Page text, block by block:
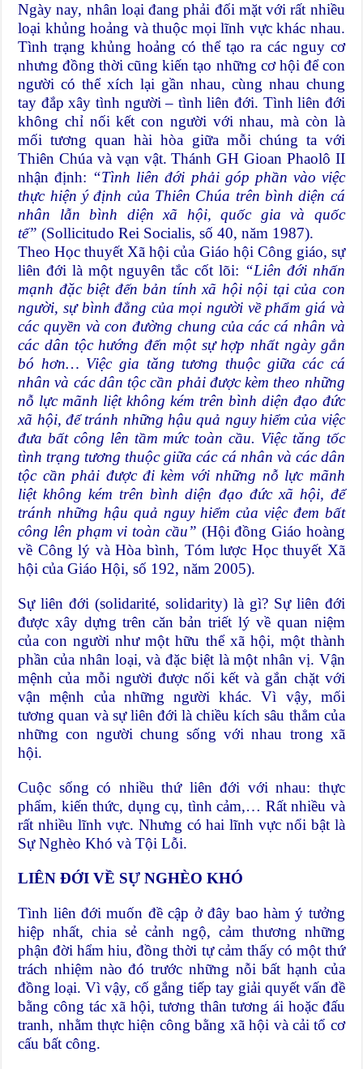
Ngày nay, nhân loại đang phải đối mặt với rất nhiều
loại khủng hoảng và thuộc mọi lĩnh vực khác nhau.
Tình trạng khủng hoảng có thể tạo ra các nguy cơ
nhưng đồng thời cũng kiến tạo những cơ hội để con
người có thể xích lại gần nhau, cùng nhau chung
tay đắp xây tình người – tình liên đới. Tình liên đới
không chỉ nối kết con người với nhau, mà còn là
mối tương quan hài hòa giữa mỗi chúng ta với
Thiên Chúa và vạn vật. Thánh GH Gioan Phaolô II
nhận định: “Tình liên đới phải góp phần vào việc
thực hiện ý định của Thiên Chúa trên bình diện cá
nhân lẫn bình diện xã hội, quốc gia và quốc
tế” (Sollicitudo Rei Socialis, số 40, năm 1987).
Theo Học thuyết Xã hội của Giáo hội Công giáo, sự
liên đới là một nguyên tắc cốt lõi: “Liên đới nhấn
mạnh đặc biệt đến bản tính xã hội nội tại của con
người, sự bình đẳng của mọi người về phẩm giá và
các quyền và con đường chung của các cá nhân và
các dân tộc hướng đến một sự hợp nhất ngày gắn
bó hơn… Việc gia tăng tương thuộc giữa các cá
nhân và các dân tộc cần phải được kèm theo những
nỗ lực mãnh liệt không kém trên bình diện đạo đức
xã hội, để tránh những hậu quả nguy hiểm của việc
đưa bất công lên tầm mức toàn cầu. Việc tăng tốc
tình trạng tương thuộc giữa các cá nhân và các dân
tộc cần phải được đi kèm với những nỗ lực mãnh
liệt không kém trên bình diện đạo đức xã hội, để
tránh những hậu quả nguy hiểm của việc đem bất
công lên phạm vi toàn cầu” (Hội đồng Giáo hoàng
về Công lý và Hòa bình, Tóm lược Học thuyết Xã
hội của Giáo Hội, số 192, năm 2005).
Sự liên đới (solidarité, solidarity) là gì? Sự liên đới
được xây dựng trên căn bản triết lý về quan niệm
của con người như một hữu thể xã hội, một thành
phần của nhân loại, và đặc biệt là một nhân vị. Vận
mệnh của mỗi người được nối kết và gắn chặt với
vận mệnh của những người khác. Vì vậy, mối
tương quan và sự liên đới là chiều kích sâu thẳm của
những con người chung sống với nhau trong xã
hội.
Cuộc sống có nhiều thứ liên đới với nhau: thực
phẩm, kiến thức, dụng cụ, tình cảm,… Rất nhiều và
rất nhiều lĩnh vực. Nhưng có hai lĩnh vực nổi bật là
Sự Nghèo Khó và Tội Lỗi.
LIÊN ĐỚI VỀ SỰ NGHÈO KHÓ
Tình liên đới muốn đề cập ở đây bao hàm ý tưởng
hiệp nhất, chia sẻ cảnh ngộ, cảm thương những
phận đời hẩm hiu, đồng thời tự cảm thấy có một thứ
trách nhiệm nào đó trước những nỗi bất hạnh của
đồng loại. Vì vậy, cố gắng tiếp tay giải quyết vấn đề
bằng công tác xã hội, tương thân tương ái hoặc đấu
tranh, nhằm thực hiện công bằng xã hội và cải tổ cơ
cấu bất công.